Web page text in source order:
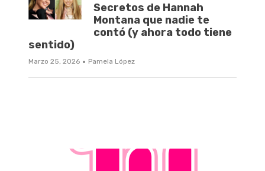
Secretos de Hannah
Montana que nadie te
contó (y ahora todo tiene
sentido)
Marzo 25, 2026 · Pamela López